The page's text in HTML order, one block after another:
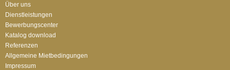
Über uns
Dienstleistungen
Bewerbungscenter
Katalog download
Referenzen
Allgemeine Mietbedingungen
Impressum